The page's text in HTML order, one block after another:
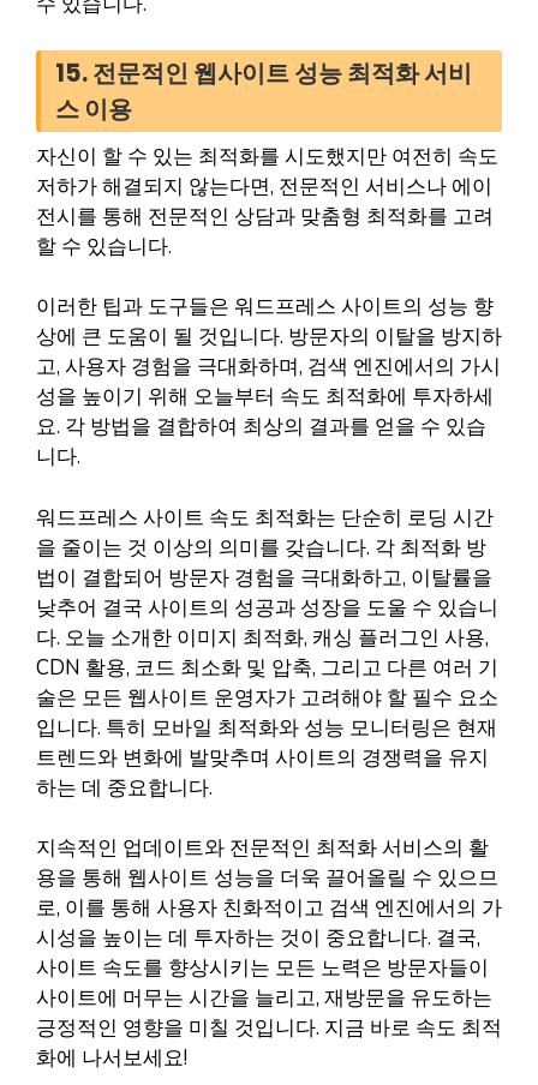
15. 전문적인 웹사이트 성능 최적화 서비
스 이용
자신이 할 수 있는 최적화를 시도했지만 여전히 속도
저하가 해결되지 않는다면, 전문적인 서비스나 에이
전시를 통해 전문적인 상담과 맞춤형 최적화를 고려
할 수 있습니다.
이러한 팁과 도구들은 워드프레스 사이트의 성능 향
상에 큰 도움이 될 것입니다. 방문자의 이탈을 방지하
고, 사용자 경험을 극대화하며, 검색 엔진에서의 가시
성을 높이기 위해 오늘부터 속도 최적화에 투자하세
요. 각 방법을 결합하여 최상의 결과를 얻을 수 있습
니다.
워드프레스 사이트 속도 최적화는 단순히 로딩 시간
을 줄이는 것 이상의 의미를 갖습니다. 각 최적화 방
법이 결합되어 방문자 경험을 극대화하고, 이탈률을
낮추어 결국 사이트의 성공과 성장을 도울 수 있습니
다. 오늘 소개한 이미지 최적화, 캐싱 플러그인 사용,
CDN 활용, 코드 최소화 및 압축, 그리고 다른 여러 기
술은 모든 웹사이트 운영자가 고려해야 할 필수 요소
입니다. 특히 모바일 최적화와 성능 모니터링은 현재
트렌드와 변화에 발맞추며 사이트의 경쟁력을 유지
하는 데 중요합니다.
지속적인 업데이트와 전문적인 최적화 서비스의 활
용을 통해 웹사이트 성능을 더욱 끌어올릴 수 있으므
로, 이를 통해 사용자 친화적이고 검색 엔진에서의 가
시성을 높이는 데 투자하는 것이 중요합니다. 결국,
사이트 속도를 향상시키는 모든 노력은 방문자들이
사이트에 머무는 시간을 늘리고, 재방문을 유도하는
긍정적인 영향을 미칠 것입니다. 지금 바로 속도 최적
화에 나서보세요!